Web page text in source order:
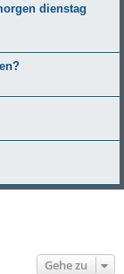
dienstag
Gehe zu